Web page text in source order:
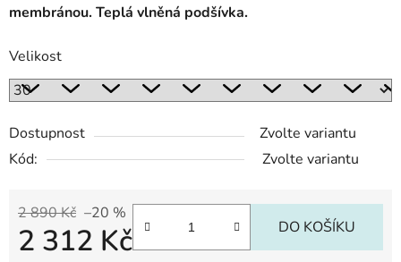
membránou. Teplá vlněná podšívka.
Velikost
Dostupnost
Zvolte variantu
Kód:
Zvolte variantu
2 890 Kč –20 %
2 312 Kč DO KOŠÍKU